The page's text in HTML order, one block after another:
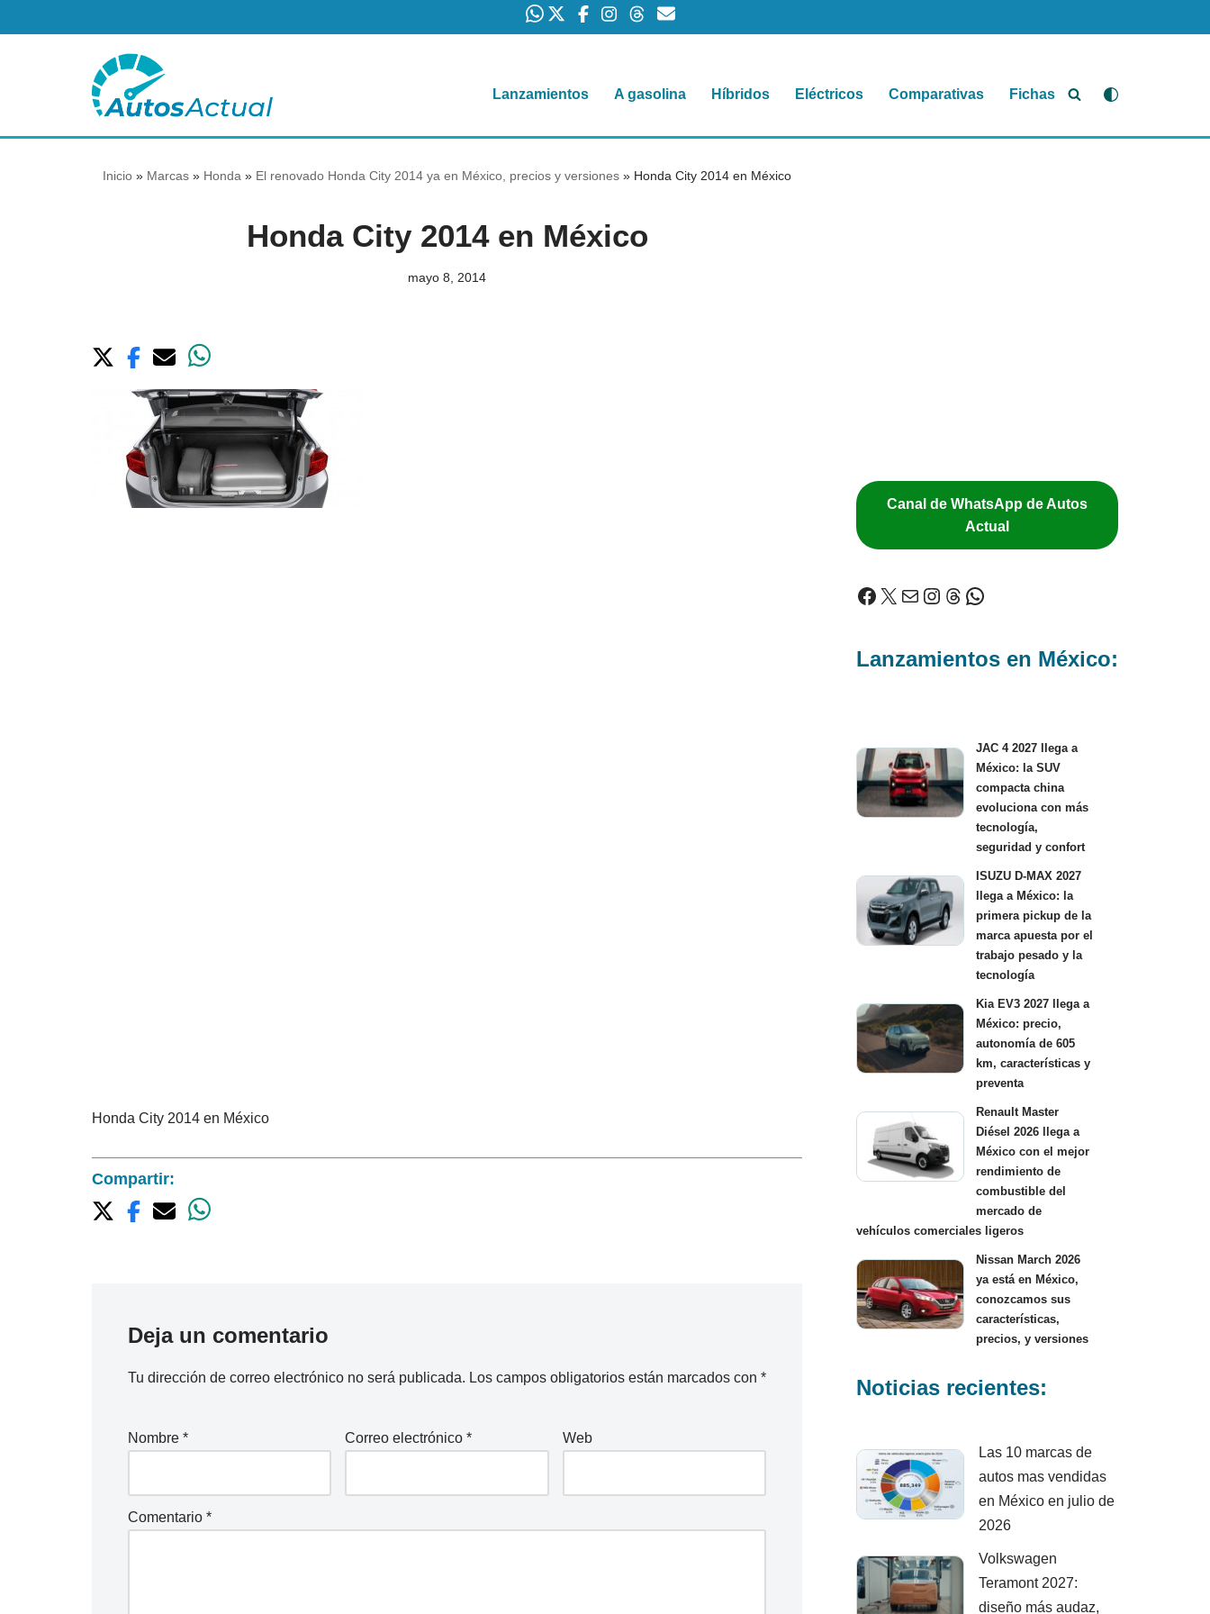
contenido
Lanzamientos A gasolina Híbridos Eléctricos Comparativas Fichas
Inicio » Marcas » Honda » El renovado Honda City 2014 ya en México, precios y versiones » Honda City 2014 en México
Honda City 2014 en México
mayo 8, 2014
Honda City 2014 en México
Compartir:
Deja un comentario
Tu dirección de correo electrónico no será publicada. Los campos obligatorios están marcados con *
Nombre * Correo electrónico* Web
Comentario *
Canal de WhatsApp de Autos
Actual
Lanzamientos en México:
JAC 4 2027 llega a
México: la SUV
compacta china
evoluciona con más
tecnología,
seguridad y confort
ISUZU D-MAX 2027
llega a México: la
primera pickup de la
marca apuesta por el
trabajo pesado y la
tecnología
Kia EV3 2027 llega a
México: precio,
autonomía de 605
km, características y
preventa
Renault Master
Diésel 2026 llega a
México con el mejor
rendimiento de
combustible del
mercado de
vehículos comerciales ligeros
Nissan March 2026
ya está en México,
conozcamos sus
características,
precios, y versiones
Noticias recientes:
Las 10 marcas de
autos mas vendidas
en México en julio de
2026
Volkswagen
Teramont 2027:
diseño más audaz,